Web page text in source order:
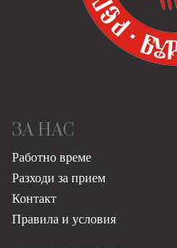
ЗА НАС
Работно време
Разходи за прием
Контакт
Правила и условия